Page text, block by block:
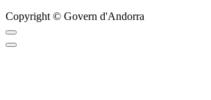
Copyright © Govern d'Andorra